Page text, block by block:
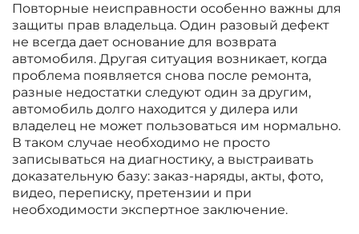
Повторные неисправности особенно важны для
защиты прав владельца. Один разовый дефект
не всегда дает основание для возврата
автомобиля. Другая ситуация возникает, когда
проблема появляется снова после ремонта,
разные недостатки следуют один за другим,
автомобиль долго находится у дилера или
владелец не может пользоваться им нормально.
В таком случае необходимо не просто
записываться на диагностику, а выстраивать
доказательную базу: заказ-наряды, акты, фото,
видео, переписку, претензии и при
необходимости экспертное заключение.